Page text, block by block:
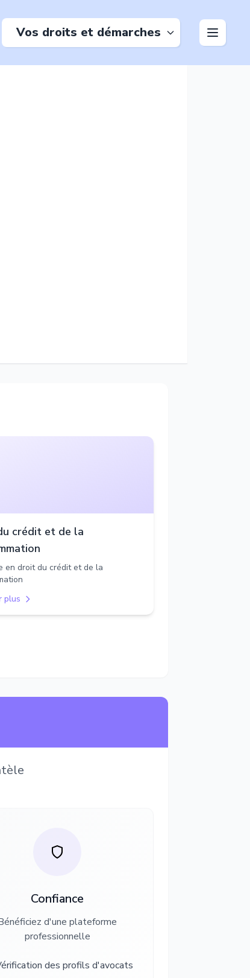
Vos droits et démarches
crédit et de la
en droit du crédit et de la
plus
Confiance
d'une plateforme
professionnelle
des profils d'avocats